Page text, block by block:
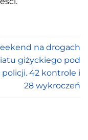
na drogach
giżyckiego pod
policji. 42 kontrole i
28 wykroczeń